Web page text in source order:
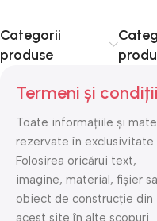
Categorii
produse
Termeni și condiții
Toate informațiile și
rezervate în exclusivitate
Folosirea oricărui text,
imagine, material, fișier
obiect de construcție din
acest site în alte scopuri